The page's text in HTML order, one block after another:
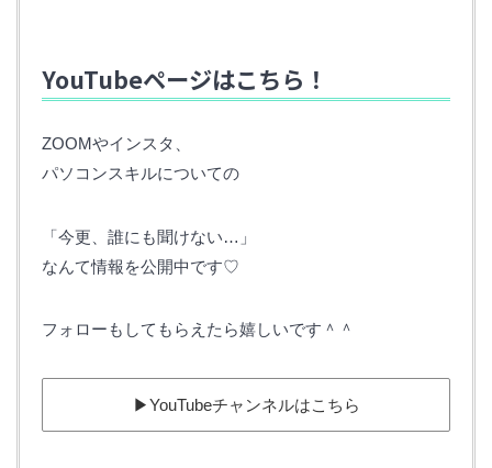
YouTubeページはこちら！
ZOOMやインスタ、
パソコンスキルについての
「今更、誰にも聞けない…」
なんて情報を公開中です♡
フォローもしてもらえたら嬉しいです＾＾
▶︎YouTubeチャンネルはこちら